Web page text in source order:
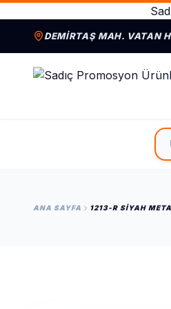
DEMIRTAŞ MAH. VATAN
ANA SAYFA 1213-R SIYAH